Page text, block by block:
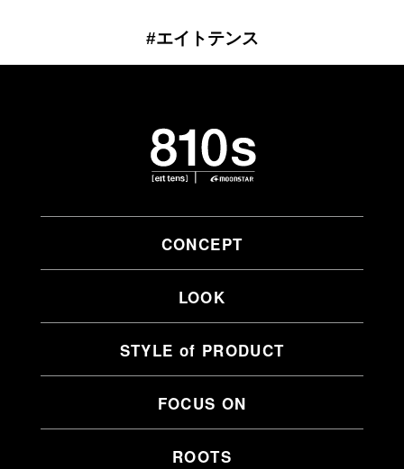
#エイトテンス
CONCEPT
LOOK
STYLE of PRODUCT
FOCUS ON
ROOTS